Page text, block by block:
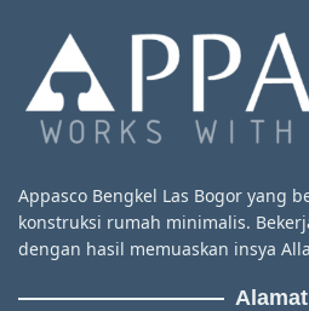
Appasco Bengkel Las Bogor yang
konstruksi rumah minimalis.
dengan hasil memuaskan insya
Alamat